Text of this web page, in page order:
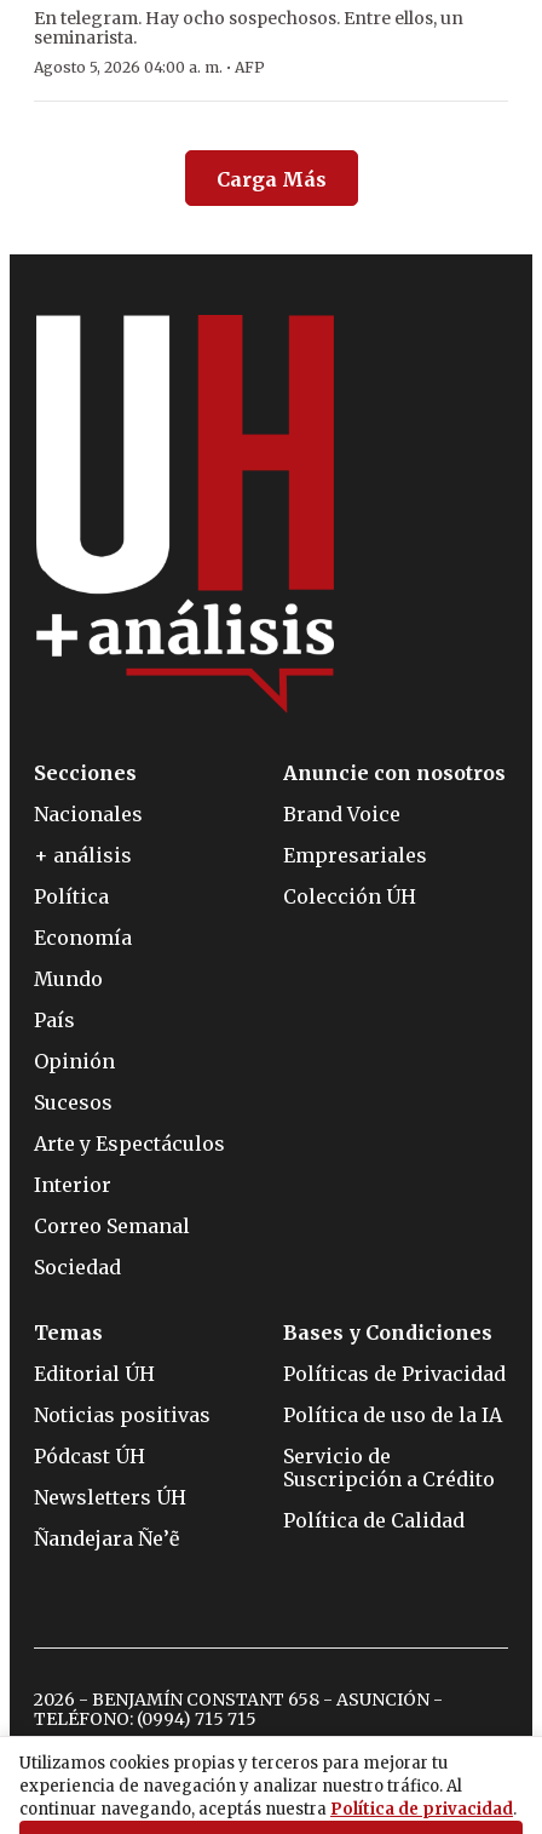
En telegram. Hay ocho sospechosos. Entre ellos, un
seminarista.
Agosto 5, 2026 04:00 a. m. · AFP
Carga Más
Utilizamos cookies propias y terceros para mejorar tu
experiencia de navegación y analizar nuestro tráfico. Al
continuar navegando, aceptás nuestra Política de privacidad.
Secciones
Nacionales
+ análisis
Política
Economía
Mundo
País
Opinión
Sucesos
Arte y Espectáculos
Interior
Correo Semanal
Sociedad
Anuncie con nosotros
Brand Voice
Empresariales
Colección ÚH
Temas
Editorial ÚH
Noticias positivas
Pódcast ÚH
Newsletters ÚH
Ñandejara Ñe’ẽ
Bases y Condiciones
Políticas de Privacidad
Política de uso de la IA
Servicio de
Suscripción a Crédito
Política de Calidad
2026 - BENJAMÍN CONSTANT 658 - ASUNCIÓN -
TELÉFONO: (0994) 715 715
twitterinstagram
facebook
tiktokyoutubespotify